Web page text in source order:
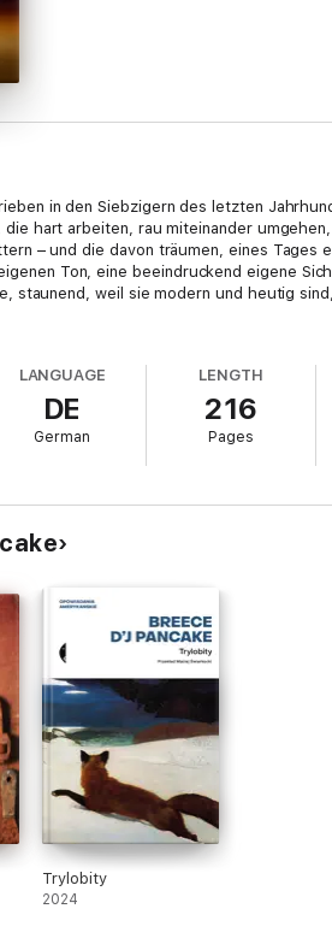
in den Siebzigern des letzten
hart arbeiten, rau miteinander
– und die davon träumen, eines Tages
Ton, eine beeindruckend eigene
staunend, weil sie modern und heutig
LANGUAGE
DE
German
LENGTH
216
Pages
Trylobity
2024